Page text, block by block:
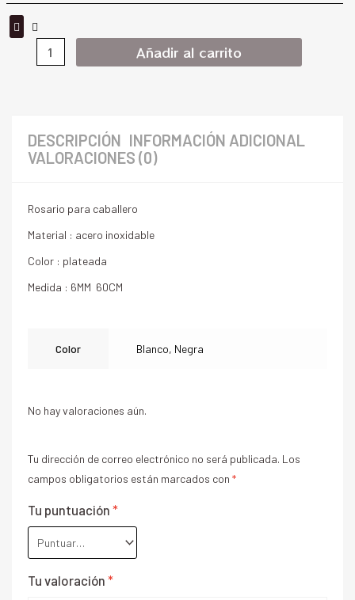
Añadir al carrito
DESCRIPCIÓN INFORMACIÓN ADICIONAL
VALORACIONES (0)
Rosario para caballero
Material : acero inoxidable
Color : plateada
Medida : 6MM 60CM
Color Blanco, Negra
No hay valoraciones aún.
Tu dirección de correo electrónico no será publicada. Los
campos obligatorios están marcados con *
Tu puntuación *
Tu valoración *